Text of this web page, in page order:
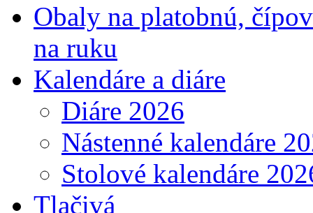
Obaly na platobnú,
na ruku
Kalendáre a diáre
Diáre 2026
Nástenné kalendáre
Stolové kalendáre
Tlačivá